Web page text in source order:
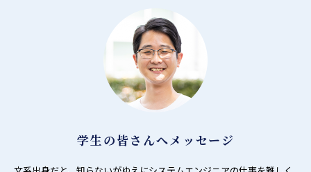
学生の皆さんへメッセージ